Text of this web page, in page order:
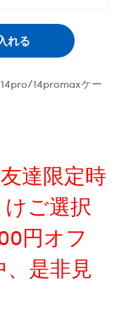
れる
14promaxケー
達限定時
ご選択
円オフ
是非見